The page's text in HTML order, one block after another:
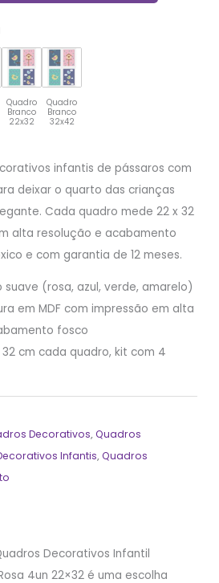
Quadro
Branco
22x32
Quadro
Branco
32x42
infantis de pássaros com
deixar o quarto das crianças
Cada quadro mede 22 x 32
alta resolução e acabamento
e com garantia de 12 meses.
suave (rosa, azul, verde, amarelo)
em MDF com impressão em alta
fosco
32 cm cada quadro, kit com 4
Decorativos,Quadros
Infantis,Quadros
Decorativos Infantil
4un 22×32 é uma escolha